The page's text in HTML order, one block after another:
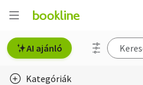
AI ajánló
Kategóriák